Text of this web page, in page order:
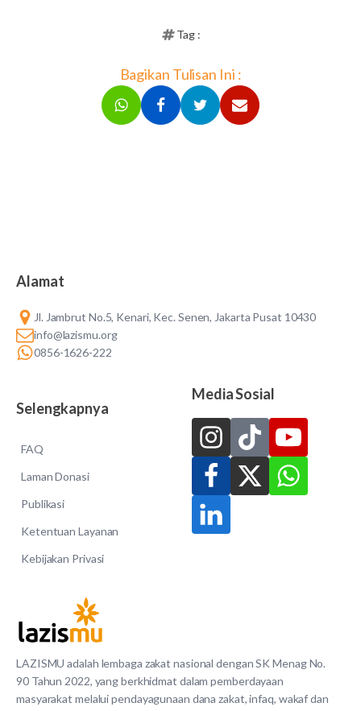
Tag :
Bagikan Tulisan Ini :
LAZISMU adalah lembaga zakat nasional dengan SK Menag No.
90 Tahun 2022, yang berkhidmat dalam pemberdayaan
masyarakat melalui pendayagunaan dana zakat, infaq, wakaf dan
Alamat
Jl. Jambrut No.5, Kenari, Kec. Senen, Jakarta Pusat 10430
info@lazismu.org
0856-1626-222
Selengkapnya
FAQ
Laman Donasi
Publikasi
Ketentuan Layanan
Kebijakan Privasi
Media Sosial